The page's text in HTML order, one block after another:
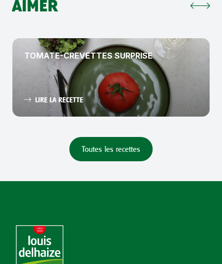
AIMER
TOMATE-CREVETTES SURPRISE
LIRE LA RECETTE
Toutes les recettes